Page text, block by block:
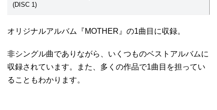
(DISC 1)
オリジナルアルバム『MOTHER』の1曲目に収録。
非シングル曲でありながら、いくつものベストアルバムに
収録されています。また、多くの作品で1曲目を担ってい
ることもわかります。